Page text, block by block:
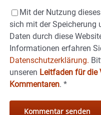
Mit der Nutzung
sich mit der Speicherung
Daten durch diese
Informationen erfahren
Datenschutzerklärung.
unseren Leitfaden für die
Kommentaren. *